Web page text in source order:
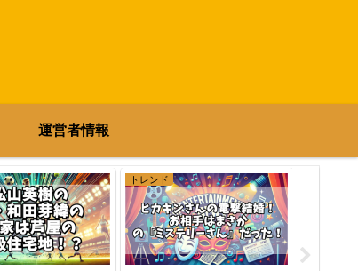
運営者情報
トレンド